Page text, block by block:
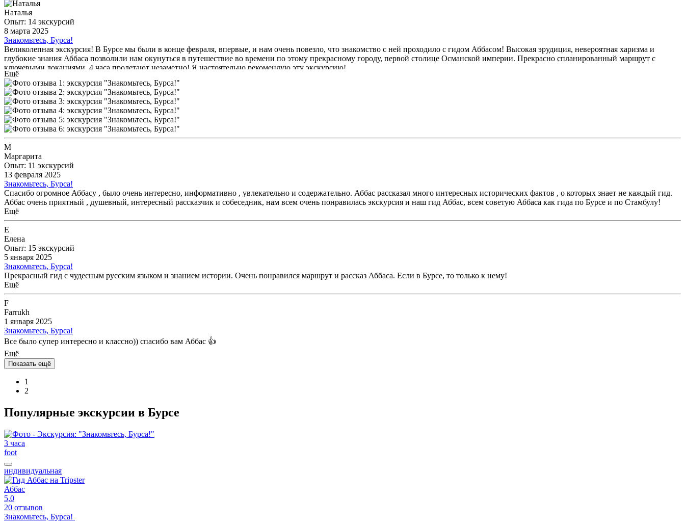
Наталья
Опыт: 14 экскурсий
8 марта 2025
Знакомьтесь, Бурса!
Великолепная экскурсия! В Бурсе мы были в конце февраля, впервые, и нам очень повезло, что знакомство с ней проходило с гидом Аббасом! Высокая эрудиция, невероятная харизма и
глубокие знания Аббаса позволили нам окунуться в путешествие во времени по этому прекрасному городу, первой столице Османской империи. Прекрасно спланированный маршрут с
ключевыми локациями, 4 часа пролетают незаметно! Я настоятельно рекомендую эту экскурсию!
Ещё
М
Маргарита
Опыт: 11 экскурсий
13 февраля 2025
Знакомьтесь, Бурса!
Спасибо огромное Аббасу , было очень интересно, информативно , увлекательно и содержательно. Аббас рассказал много интересных исторических фактов , о которых знает не каждый гид.
Аббас очень приятный , душевный, интересный рассказчик и собеседник, нам всем очень понравилась экскурсия и наш гид Аббас, всем советую Аббаса как гида по Бурсе и по Стамбулу!
Ещё
Е
Елена
Опыт: 15 экскурсий
5 января 2025
Знакомьтесь, Бурса!
Прекрасный гид с чудесным русским языком и знанием истории. Очень понравился маршрут и рассказ Аббаса. Если в Бурсе, то только к нему!
Ещё
F
Farrukh
1 января 2025
Знакомьтесь, Бурса!
Все было супер интересно и классно)) спасибо вам Аббас 👍
Ещё
Показать ещё
1
2
Популярные экскурсии в Бурсе
3 часа
foot
индивидуальная
Аббас
5,0
20 отзывов
Знакомьтесь, Бурса!